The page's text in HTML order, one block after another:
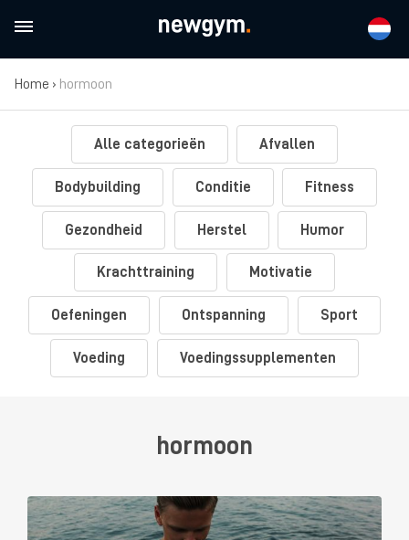
Home › hormoon
Alle categorieën Afvallen
Bodybuilding Conditie Fitness
Gezondheid Herstel Humor
Krachttraining Motivatie
Oefeningen Ontspanning Sport
Voeding Voedingssupplementen
hormoon